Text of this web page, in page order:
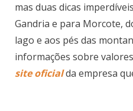
mas duas dicas
Gandria e para Morcote,
lago e aos pés das
informações sobre
site oficialda empresa